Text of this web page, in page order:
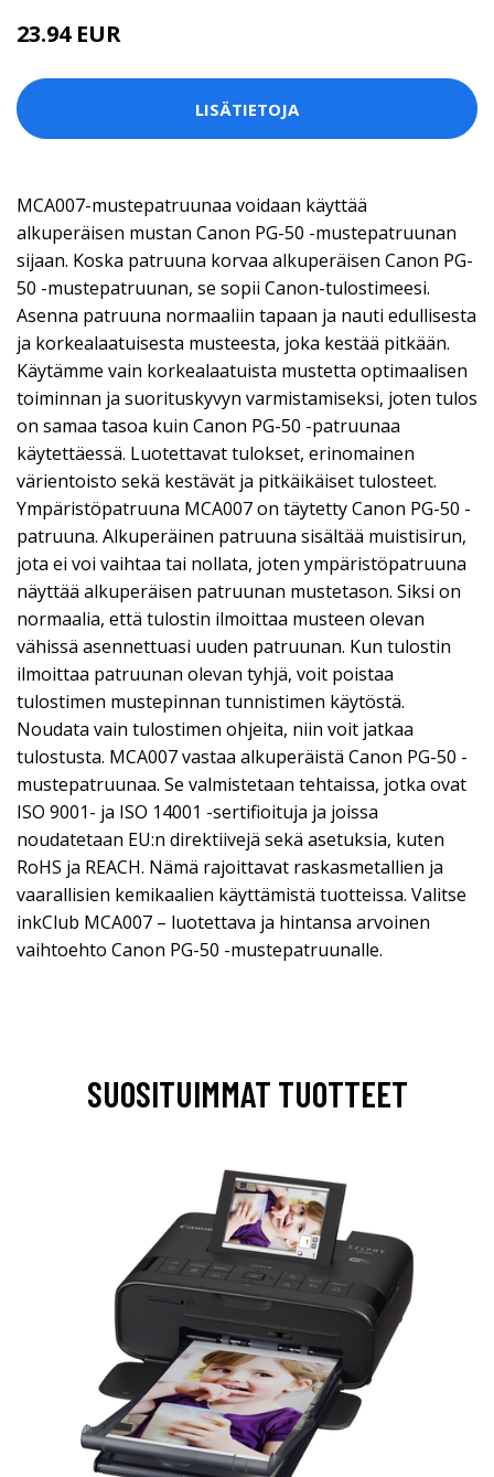
23.94 EUR
LISÄTIETOJA
MCA007-mustepatruunaa voidaan käyttää
alkuperäisen mustan Canon PG-50 -mustepatruunan
sijaan. Koska patruuna korvaa alkuperäisen Canon PG-
50 -mustepatruunan, se sopii Canon-tulostimeesi.
Asenna patruuna normaaliin tapaan ja nauti edullisesta
ja korkealaatuisesta musteesta, joka kestää pitkään.
Käytämme vain korkealaatuista mustetta optimaalisen
toiminnan ja suorituskyvyn varmistamiseksi, joten tulos
on samaa tasoa kuin Canon PG-50 -patruunaa
käytettäessä. Luotettavat tulokset, erinomainen
värientoisto sekä kestävät ja pitkäikäiset tulosteet.
Ympäristöpatruuna MCA007 on täytetty Canon PG-50 -
patruuna. Alkuperäinen patruuna sisältää muistisirun,
jota ei voi vaihtaa tai nollata, joten ympäristöpatruuna
näyttää alkuperäisen patruunan mustetason. Siksi on
normaalia, että tulostin ilmoittaa musteen olevan
vähissä asennettuasi uuden patruunan. Kun tulostin
ilmoittaa patruunan olevan tyhjä, voit poistaa
tulostimen mustepinnan tunnistimen käytöstä.
Noudata vain tulostimen ohjeita, niin voit jatkaa
tulostusta. MCA007 vastaa alkuperäistä Canon PG-50 -
mustepatruunaa. Se valmistetaan tehtaissa, jotka ovat
ISO 9001- ja ISO 14001 -sertifioituja ja joissa
noudatetaan EU:n direktiivejä sekä asetuksia, kuten
RoHS ja REACH. Nämä rajoittavat raskasmetallien ja
vaarallisien kemikaalien käyttämistä tuotteissa. Valitse
inkClub MCA007 – luotettava ja hintansa arvoinen
vaihtoehto Canon PG-50 -mustepatruunalle.
SUOSITUIMMAT TUOTTEET